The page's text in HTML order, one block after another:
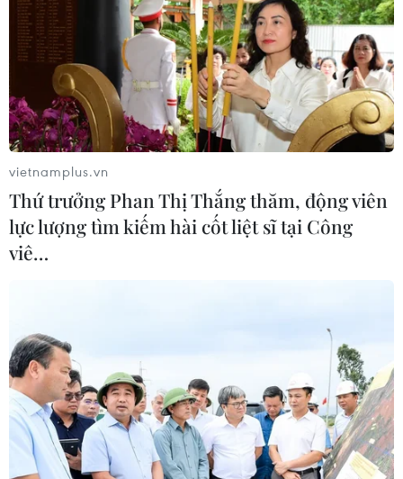
Thị trường vaccine thế giới chuyển
hướng sang người cao tuổi
08/08/2026 15:01
vietnamplus.vn
Thứ trưởng Phan Thị Thắng thăm, động viên
lực lượng tìm kiếm hài cốt liệt sĩ tại Công
viê…